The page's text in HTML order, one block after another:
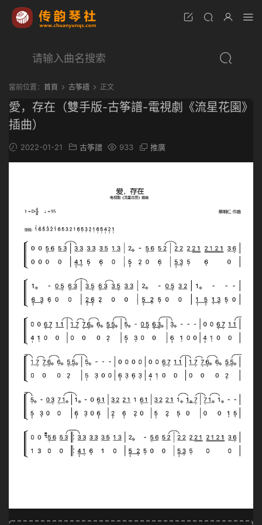
當前位置： 首頁 古筝譜 正文
愛，存在（雙手版-古筝譜-電視劇《流星花園》
插曲）
2022-01-21 古筝譜 933 推廣